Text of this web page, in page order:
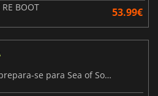
RE BOOT 53.99€
Hollow Knight: Silksong prepara-se para Sea of Sorrow com um patch